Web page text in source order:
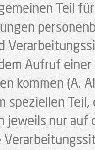
Teil
Aufruf einer
kommen (A.
speziellen Teil,
jeweils nur auf